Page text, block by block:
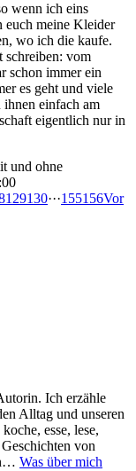
wenn ich eins
euch meine Kleider
wo ich die kaufe.
schreiben: vom
schon immer ein
es geht und viele
ihnen einfach am
eigentlich nur in
und ohne
129130···155156Vor
Ich erzähle
Alltag und unseren
esse, lese,
von
Was über mich